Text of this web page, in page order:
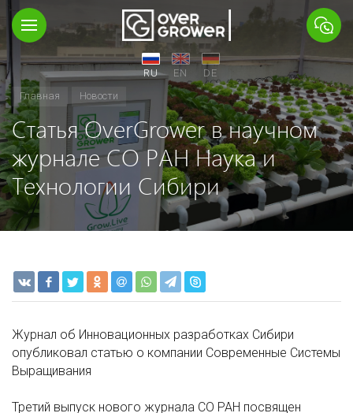
RU EN
DE
Главная
Новости
Статья OverGrower в научном
журнале СО РАН Наука и
Технологии Сибири
Журнал об Инновационных разработках Сибири
опубликовал статью о компании Современные Системы
Выращивания
Третий выпуск нового журнала СО РАН посвящен